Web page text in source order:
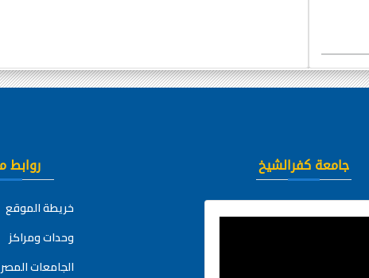
جامعة كفرالشيخ روابط
خريطة الموقع
وحدات ومراكز
الجامعات